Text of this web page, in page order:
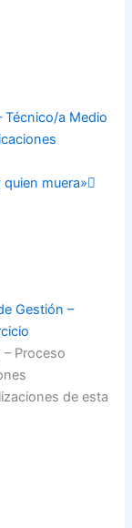
Técnico/a Medio
muera»
Gestión –
Proceso
de esta